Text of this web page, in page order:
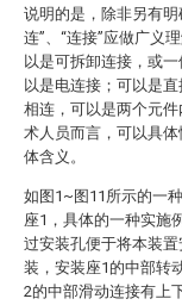
说明的是，除非另有明
连”、“连接”应做广义
以是可拆卸连接，或
以是电连接；可以是
相连，可以是两个元
术人员而言，可以具
体含义。
如图1~图11所示的一
座1，具体的一种实施
过安装孔便于将本装
装，安装座1的中部转
2的中部滑动连接有上